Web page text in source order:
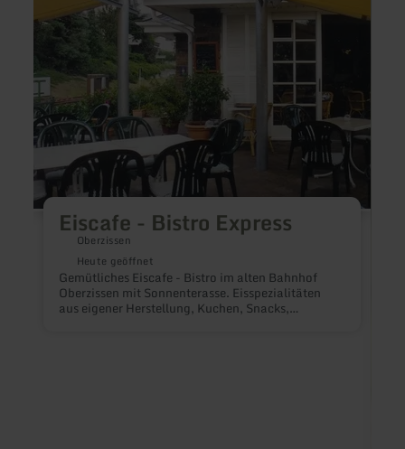
Eiscafe - Bistro Express
Oberzissen
Heute geöffnet
Gemütliches Eiscafe - Bistro im alten Bahnhof
Oberzissen mit Sonnenterasse. Eisspezialitäten
aus eigener Herstellung, Kuchen, Snacks,